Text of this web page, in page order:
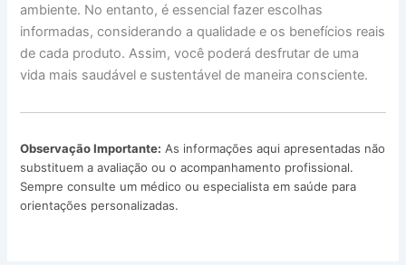
ambiente. No entanto, é essencial fazer escolhas
informadas, considerando a qualidade e os benefícios reais
de cada produto. Assim, você poderá desfrutar de uma
vida mais saudável e sustentável de maneira consciente.
Observação Importante: As informações aqui apresentadas não
substituem a avaliação ou o acompanhamento profissional.
Sempre consulte um médico ou especialista em saúde para
orientações personalizadas.